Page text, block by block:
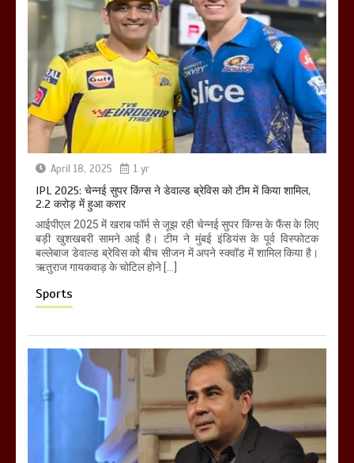
April 18, 2025 1 yr
IPL 2025: चेन्नई सुपर किंग्स ने डेवाल्ड ब्रेविस को टीम में किया शामिल,
2.2 करोड़ में हुआ करार
आईपीएल 2025 में खराब फॉर्म से जूझ रही चेन्नई सुपर किंग्स के फैंस के लिए
बड़ी खुशखबरी सामने आई है। टीम ने मुंबई इंडियंस के पूर्व विस्फोटक
बल्लेबाज डेवाल्ड ब्रेविस को बीच सीजन में अपने स्क्वॉड में शामिल किया है।
ऋतुराज गायकवाड़ के चोटिल होने […]
Sports